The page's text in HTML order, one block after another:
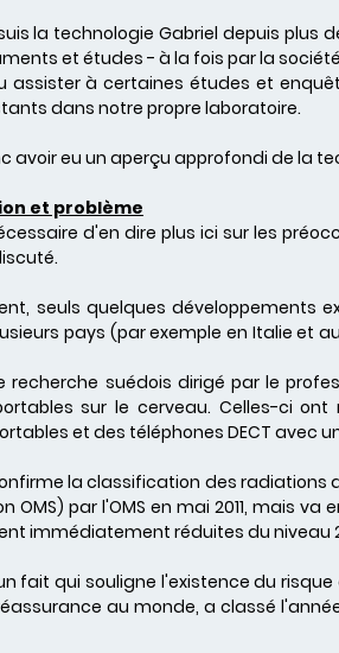
la technologie Gabriel depuis plus
et études - à la fois par la
assister à certaines études et
dans notre propre laboratoire.
avoir eu un aperçu approfondi de la
et problème
d'en dire plus ici sur les
seuls quelques développements
pays (par exemple en Italie et
recherche suédois dirigé par le
sur le cerveau. Celles-ci
et des téléphones DECT avec
la classification des radiations
OMS) par l'OMS en mai 2011, mais
immédiatement réduites du niveau
fait qui souligne l'existence du
au monde, a classé